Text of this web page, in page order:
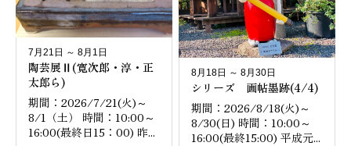
7月21日 ～ 8月1日
陶芸展Ⅱ(寛次郎・淳・正
太郎ら)
期間：2026/7/21(火)～
8/1（土） 時間：10:00～
16:00(最終日15：00) 昨...
8月18日 ～ 8月30日
シリーズ 画帖墨跡(4/4)
期間：2026/8/18(火)～
8/30(日) 時間：10:00～
16:00(最終15:00) 平成元...